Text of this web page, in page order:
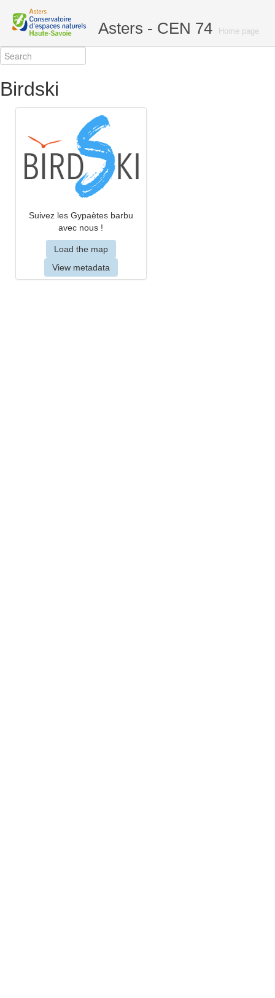
Asters - CEN 74 Home page
Birdski
Suivez les Gypaètes barbu
avec nous !
Load the map
View metadata